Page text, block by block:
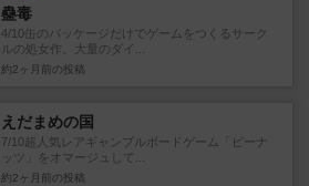
蠱毒
4/10缶のパッケージだけでゲームをつくるサーク
ルの処女作。大量のダイ...
約2ヶ月前 の投稿
えだまめの国
7/10超人気レアギャンブルボードゲーム「ピーナ
ッツ」をオマージュして...
約2ヶ月前 の投稿